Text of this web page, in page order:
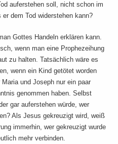
auferstehen soll, nicht schon im
dem Tod widerstehen kann?
Gottes Handeln erklären kann.
wenn man eine Prophezeihung
zu halten. Tatsächlich wäre es
wenn ein Kind getötet worden
und Joseph nur ein paar
genommen haben. Selbst
gar auferstehen würde, wer
Als Jesus gekreuzigt wird, weiß
immerhin, wer gekreuzigt wurde
mehr verbinden.